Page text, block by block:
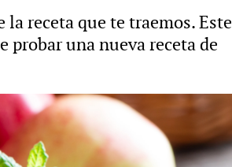
la receta que te traemos. Este
probar una nueva receta de